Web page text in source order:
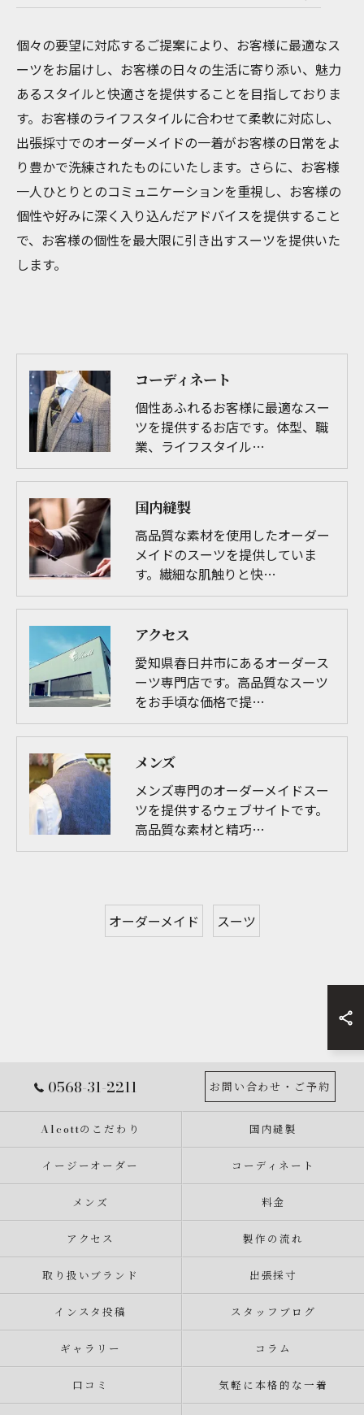
個々の要望に対応するご提案により、お客様に最適なス
ーツをお届けし、お客様の日々の生活に寄り添い、魅力
あるスタイルと快適さを提供することを目指しておりま
す。お客様のライフスタイルに合わせて柔軟に対応し、
出張採寸でのオーダーメイドの一着がお客様の日常をよ
り豊かで洗練されたものにいたします。さらに、お客様
一人ひとりとのコミュニケーションを重視し、お客様の
個性や好みに深く入り込んだアドバイスを提供すること
で、お客様の個性を最大限に引き出すスーツを提供いた
します。
コーディネート
個性あふれるお客様に最適なスー
ツを提供するお店です。体型、職
業、ライフスタイル…
国内縫製
高品質な素材を使用したオーダー
メイドのスーツを提供していま
す。繊細な肌触りと快…
アクセス
愛知県春日井市にあるオーダース
ーツ専門店です。高品質なスーツ
をお手頃な価格で提…
メンズ
メンズ専門のオーダーメイドスー
ツを提供するウェブサイトです。
高品質な素材と精巧…
オーダーメイド スーツ
0568-31-2211 お問い合わせ・ご予約
Alcottのこだわり 国内縫製
イージーオーダー コーディネート
メンズ 料金
アクセス 製作の流れ
取り扱いブランド 出張採寸
インスタ投稿 スタッフブログ
ギャラリー コラム
口コミ 気軽に本格的な一着